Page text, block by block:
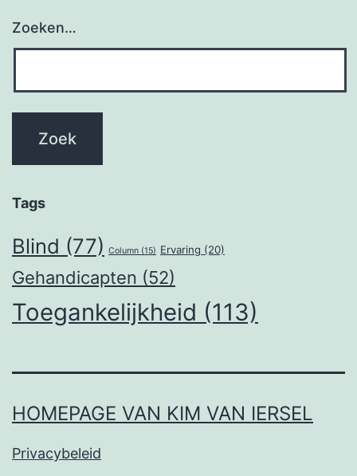
Zoeken…
Tags
Blind (77) Column (15) Ervaring (20)
Gehandicapten (52)
Toegankelijkheid (113)
HOMEPAGE VAN KIM VAN IERSEL
Privacybeleid